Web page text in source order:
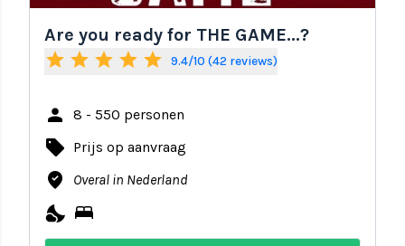
Are you ready for THE GAME...?
star star star star star 9.4/10 (42 reviews)
person 8 - 550 personen
local_offer Prijs op aanvraag
where_to_vote Overal in Nederland
nights_stay bed